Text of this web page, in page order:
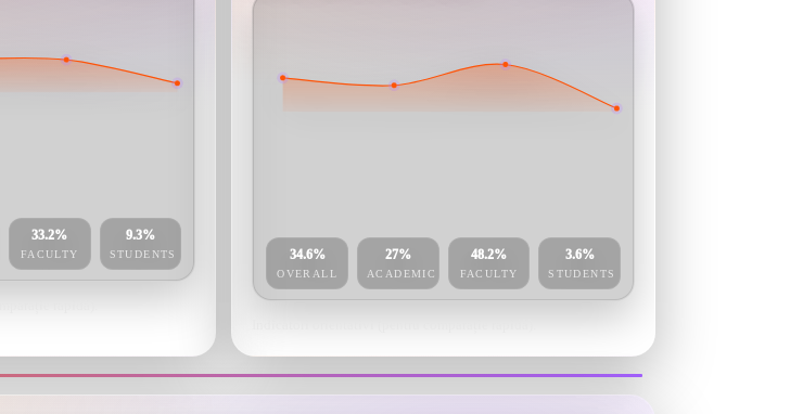
33.2%
FACULTY
9.3%
STUDENTS 34.6%
OVERALL
27%
ACADEMIC
48.2%
FACULTY
3.6%
STUDENTS